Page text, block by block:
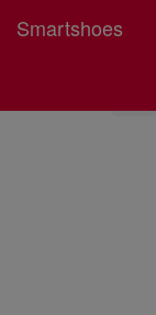
Smartshoes